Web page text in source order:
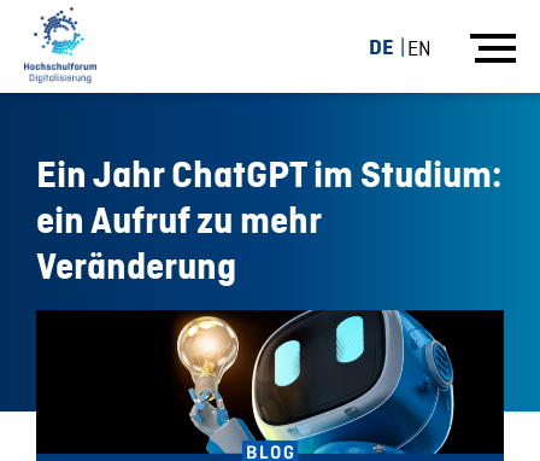
DE EN
Ein Jahr ChatGPT im Studium:
ein Aufruf zu mehr
Veränderung